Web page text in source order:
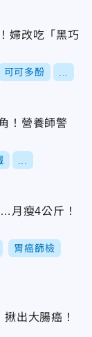
婦改吃「黑巧
可可多酚
！營養師警
月瘦4公斤！
胃癌篩檢
出大腸癌！